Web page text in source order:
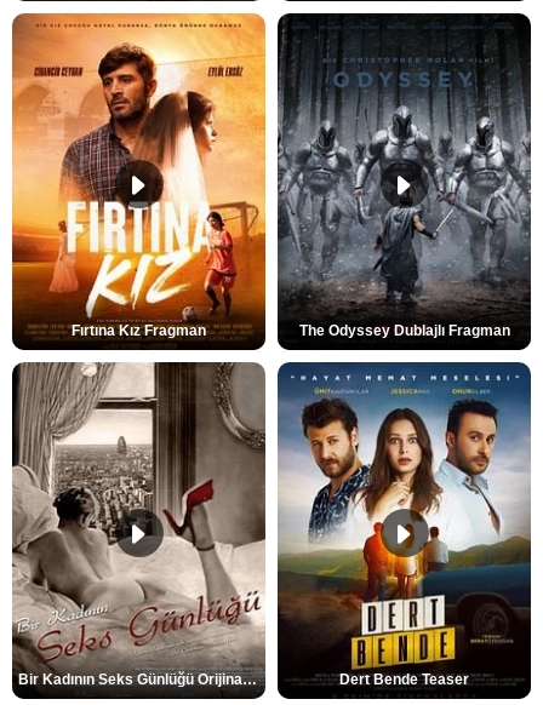
Fırtına Kız Fragman The Odyssey Dublajlı Fragman
Bir Kadının Seks Günlüğü Orijinal Fragman Dert Bende Teaser